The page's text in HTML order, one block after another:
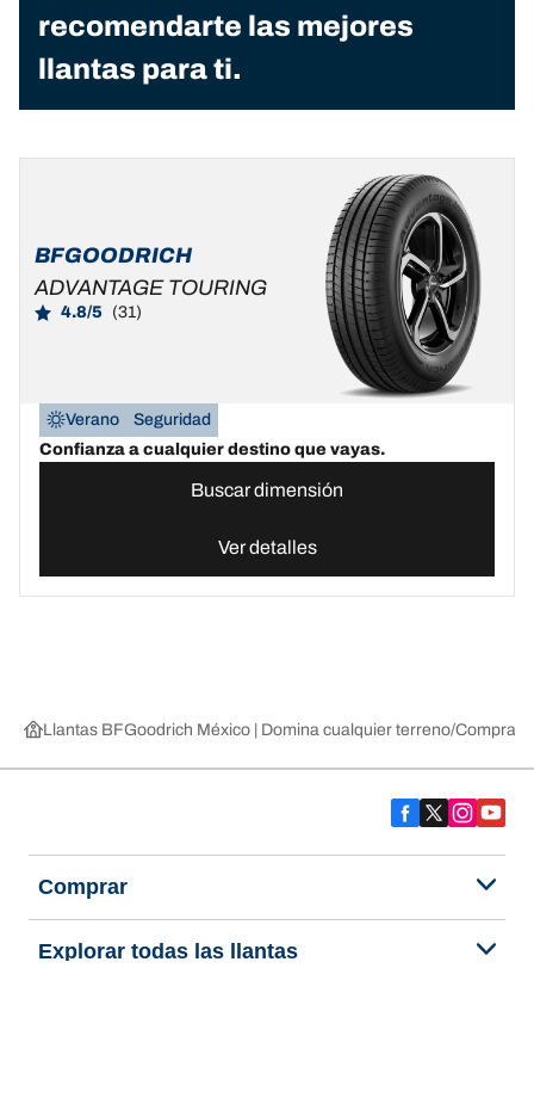
recomendarte las mejores
llantas para ti.
BFGOODRICH
ADVANTAGE TOURING
4.8/5 (31)
Verano
Seguridad
Confianza a cualquier destino que vayas.
Buscar dimensión
Ver detalles
Llantas BFGoodrich México | Domina cualquier terreno Compra
Comprar
Explorar todas las llantas